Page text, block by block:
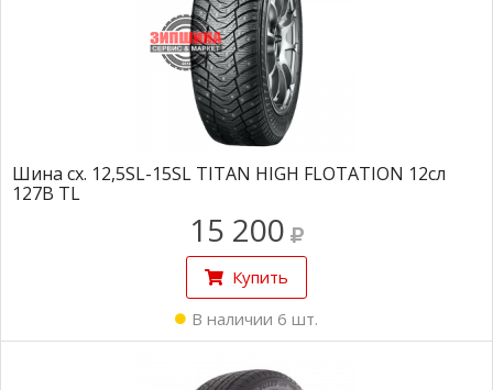
Шина сх. 12,5SL-15SL TITAN HIGH FLOTATION 12сл
127B TL
15 200
Купить
В наличии 6 шт.